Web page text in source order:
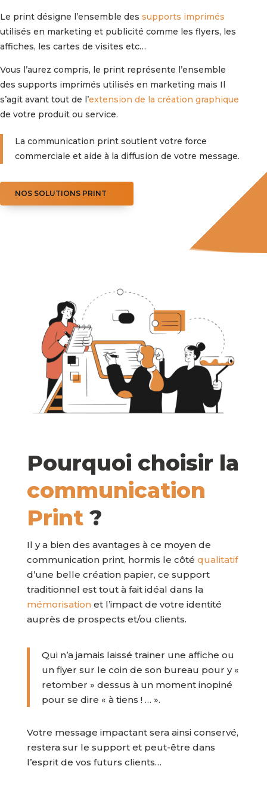
Le print désigne l’ensemble des supports imprimés
utilisés en marketing et publicité comme les flyers, les
affiches, les cartes de visites etc…
Vous l’aurez compris, le print représente l’ensemble
des supports imprimés utilisés en marketing mais Il
s’agit avant tout de l’extension de la création graphique
de votre produit ou service.
La communication print soutient votre force
commerciale et aide à la diffusion de votre message.
NOS SOLUTIONS PRINT
Pourquoi choisir la
communication
Print?
Il y a bien des avantages à ce moyen de
communication print, hormis le côté qualitatif
d’une belle création papier, ce support
traditionnel est tout à fait idéal dans la
mémorisationet l’impact de votre identité
auprès de prospects et/ou clients.
Qui n’a jamais laissé trainer une affiche ou
un flyer sur le coin de son bureau pour y «
retomber » dessus à un moment inopiné
pour se dire « à tiens ! … ».
Votre message impactant sera ainsi conservé,
restera sur le support et peut-être dans
l’esprit de vos futurs clients…